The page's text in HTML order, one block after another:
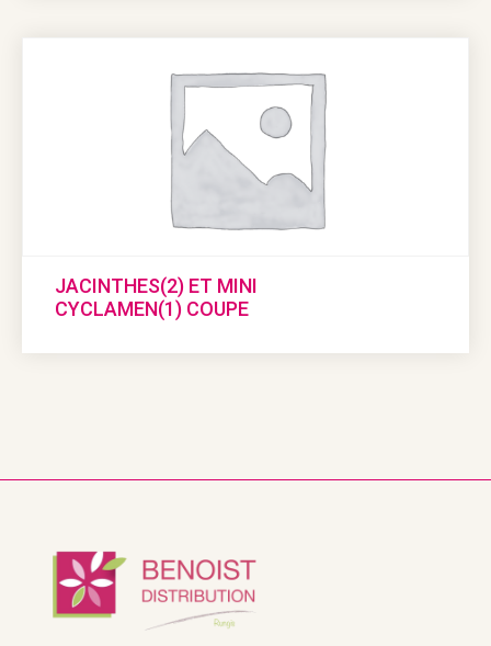
JACINTHES(2) ET MINI
CYCLAMEN(1) COUPE